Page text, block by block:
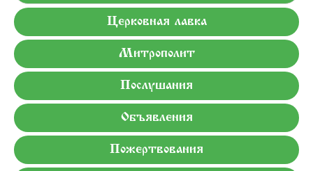
Церковная лавка
Митрополит
Послушания
Объявления
Пожертвования